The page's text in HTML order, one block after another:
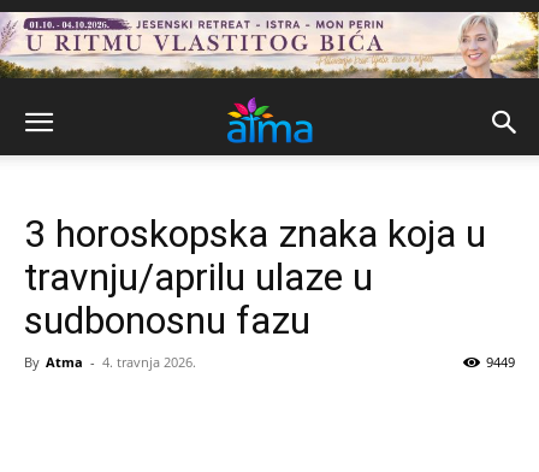
3 horoskopska znaka koja u
travnju/aprilu ulaze u
sudbonosnu fazu
By Atma - 4. travnja 2026. 9449